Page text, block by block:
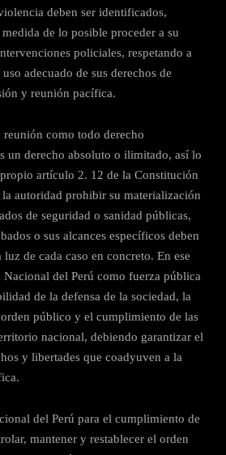
deben ser identificados,
de lo posible proceder a su
policiales, respetando a
adecuado de sus derechos de
y reunión pacífica.
reunión como todo derecho
un derecho absoluto o ilimitado, así lo
artículo 2. 12 de la Constitución
autoridad prohibir su materialización
de seguridad o sanidad públicas,
o sus alcances específicos deben
luz de cada caso en concreto. En ese
Nacional del Perú como fuerza pública
de la defensa de la sociedad, la
público y el cumplimiento de las
nacional, debiendo garantizar el
y libertades que coadyuven a la
del Perú para el cumplimiento de
mantener y restablecer el orden